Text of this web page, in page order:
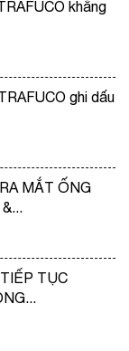
khẳng
ghi dấu
MẮT ỐNG
TỤC